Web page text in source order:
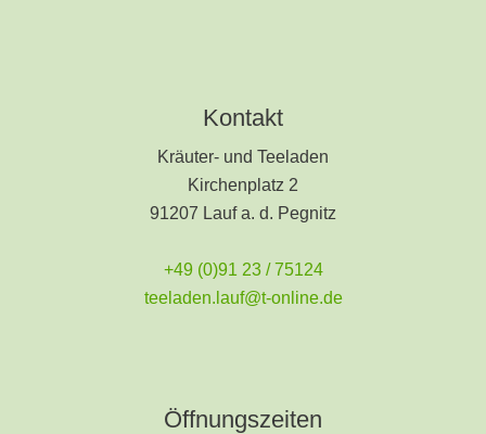
Kontakt
Kräuter- und Teeladen
Kirchenplatz 2
91207 Lauf a. d. Pegnitz
+49 (0)91 23 / 75124
teeladen.lauf@t-online.de
Öffnungszeiten